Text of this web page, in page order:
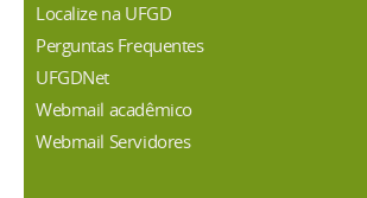
Localize na UFGD
Perguntas Frequentes
UFGDNet
Webmail acadêmico
Webmail Servidores